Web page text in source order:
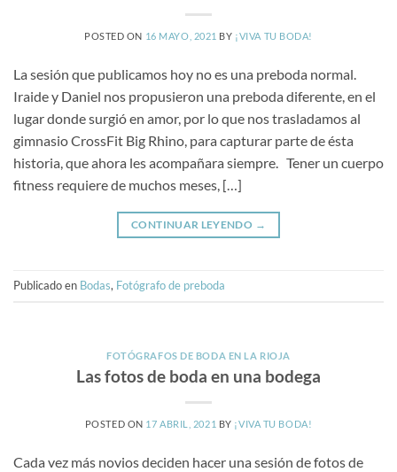
POSTED ON 16 MAYO, 2021 BY ¡VIVA TU BODA!
La sesión que publicamos hoy no es una preboda normal.
Iraide y Daniel nos propusieron una preboda diferente, en el
lugar donde surgió en amor, por lo que nos trasladamos al
gimnasio CrossFit Big Rhino, para capturar parte de ésta
historia, que ahora les acompañara siempre. Tener un cuerpo
fitness requiere de muchos meses, […]
CONTINUAR LEYENDO →
Publicado en Bodas, Fotógrafo de preboda
FOTÓGRAFOS DE BODA EN LA RIOJA
Las fotos de boda en una bodega
POSTED ON 17 ABRIL, 2021 BY ¡VIVA TU BODA!
Cada vez más novios deciden hacer una sesión de fotos de